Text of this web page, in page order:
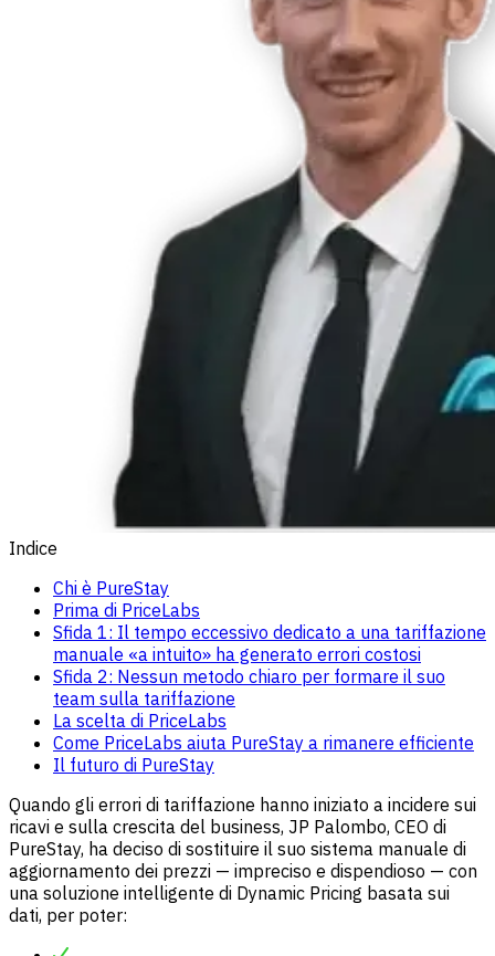
Indice
Chi è PureStay
Prima di PriceLabs
Sfida 1: Il tempo eccessivo dedicato a una tariffazione
manuale «a intuito» ha generato errori costosi
Sfida 2: Nessun metodo chiaro per formare il suo
team sulla tariffazione
La scelta di PriceLabs
Come PriceLabs aiuta PureStay a rimanere efficiente
Il futuro di PureStay
Quando gli errori di tariffazione hanno iniziato a incidere sui
ricavi e sulla crescita del business, JP Palombo, CEO di
PureStay, ha deciso di sostituire il suo sistema manuale di
aggiornamento dei prezzi — impreciso e dispendioso — con
una soluzione intelligente di Dynamic Pricing basata sui
dati, per poter: